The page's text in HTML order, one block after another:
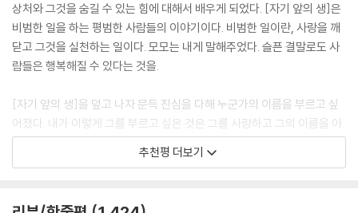
름다운 사랑을 피워올리는 인간의 모습을 그려낸다. 이제는 늙어서 몸도
팔 수 없는 전직 창녀 출신의 로자 아줌마와 그녀가 맡아 키우고 있는 열네
살 소년 모모의 살아가는 이야기. 현실은 냉정하고 그 곳은 버림받은 사람
들로 가득하다. '인종적으로 차별받는 사람들, 아우슈비츠에 끌려갔다 구
녀들의 아이를 돌보는 여자, 친구도 가족도 없는 노인, 성 전환자, 병든 사
람들, 살인자...' 그러나 그들은 인간을 증오하거나 삶을 원망하지 않는다.
혹자는 과연 이러한 인생도 살 만한 것인가를 묻고 싶겠지만, 모모는 이들
속에서 슬픔과 절망을 딛고 살아가는 지혜와 삶을 껴안고 상처를 보듬는
엉덩이를 모모가 닦아주는 장면이나 로자가 죽고 난 뒤 모모가 로자의 곁
『자기 앞의 생』은 비범한 일을 하는 평범한 사람들의 이야기이다. 비범한
일이란, 사랑을 깨닫고 그것을 실천하는 일이다. 모모는 내게 말해주었다.
슬픈 결말로도 사람들은 행복해질 수 있다는 것을.--조경란(소설가)
『자기 앞의 생』은 슬프고 아름다운 이야기다
『자기 앞의 생』은 ‘삶에 대한 무한하고도 깊은 애정’이 담겨 있는 소설이다.
그럼에도 불구하고 또한 아픈 소설이다. 누가 삶을 두고 등허리에 무거운
짐을 얹고 산을 향해 조심조심 오르는 것이라고 했던가. 하지만 모모의 등
상처와 그것을 숨길 수 있는 힘에 대해서 배우게 되었다. [자기 앞의 생]은
비범한 일을 하는 평범한 사람들의 이야기이다. 비범한 일이란, 사랑을 깨
닫고 그것을 실천하는 일이다. 모모는 내게 말해주었다. 슬픈 결말로도 사
람들은 행복해질 수 있다는 것을.
[자기 앞의 생]을 덮고 나자 문득 진심을 다해 누군가의 이름을 부르고 싶
어졌다. 내가 이렇게 그를 부르고 싶은 것은 그를 사랑하고 그의 이름을 아
는 사람이 아직 있다는 것과 그에게 그런 이름이 있다는 것을 상기시켜주
기 위해서이다. 그리고 또 문득 누군가 아주 큰 소리로 내 이름을 불러주었
추천평 더보기